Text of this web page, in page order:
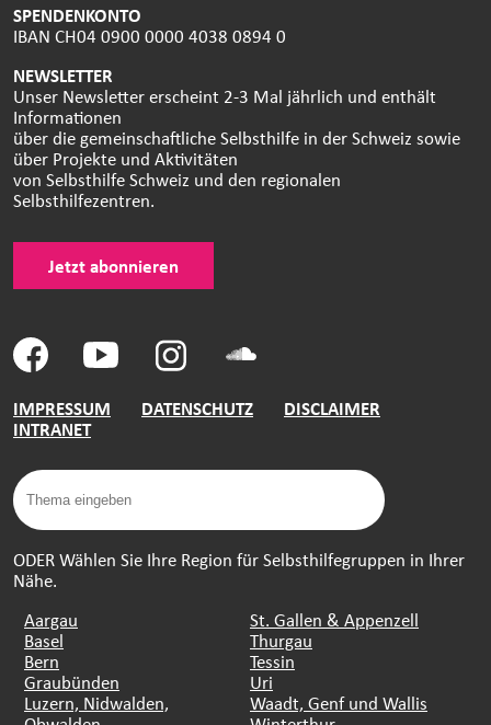
SPENDENKONTO
IBAN CH04 0900 0000 4038 0894 0
NEWSLETTER
Unser Newsletter erscheint 2-3 Mal jährlich und enthält
Informationen
über die gemeinschaftliche Selbsthilfe in der Schweiz sowie
über Projekte und Aktivitäten
von Selbsthilfe Schweiz und den regionalen
Selbsthilfezentren.
Jetzt abonnieren
IMPRESSUM DATENSCHUTZ
DISCLAIMER
INTRANET
ODER Wählen Sie Ihre Region für Selbsthilfegruppen in Ihrer
Nähe.
Aargau
Basel
Bern
Graubünden
Luzern, Nidwalden,
St. Gallen & Appenzell
Thurgau
Tessin
Uri
Waadt, Genf und Wallis